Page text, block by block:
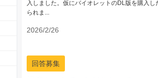
入しました。仮にバイオレットのDL版を購入
られま...
2026/2/26
回答募集